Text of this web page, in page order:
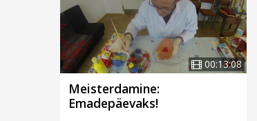
00:13:08
Meisterdamine:
Emadepäevaks!